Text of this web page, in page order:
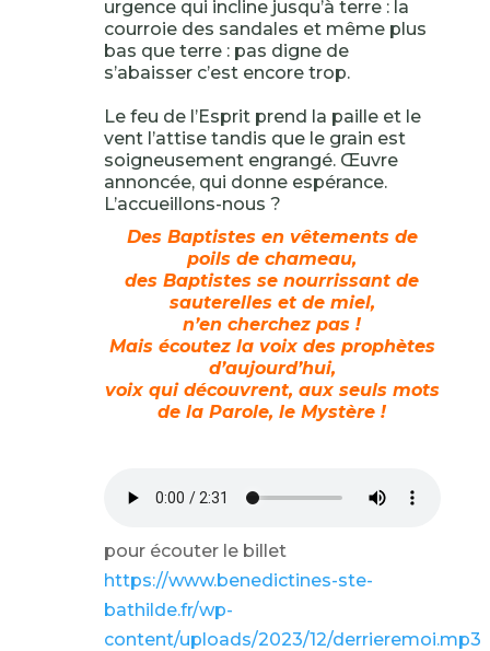
urgence qui incline jusqu’à terre : la
courroie des sandales et même plus
bas que terre : pas digne de
s’abaisser c’est encore trop.
Le feu de l’Esprit prend la paille et le
vent l’attise tandis que le grain est
soigneusement engrangé. Œuvre
annoncée, qui donne espérance.
L’accueillons-nous ?
Des Baptistes en vêtements de
poils de chameau,
des Baptistes se nourrissant de
sauterelles et de miel,
n’en cherchez pas !
Mais écoutez la voix des prophètes
d’aujourd’hui,
voix qui découvrent, aux seuls mots
de la Parole, le Mystère !
pour écouter le billet
https://www.benedictines-ste-
bathilde.fr/wp-
content/uploads/2023/12/derrieremoi.mp3